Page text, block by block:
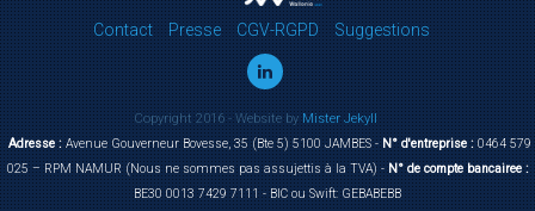
Contact Presse CGV-RGPD Suggestions
Copyright 2016 - Website byMister Jekyll
Adresse :Avenue Gouverneur Bovesse, 35 (Bte 5) 5100 JAMBES -N° d'entreprise :0464 579
025 – RPM NAMUR (Nous ne sommes pas assujettis à la TVA) -N° de compte bancairee :
BE30 0013 7429 7111 - BIC ou Swift: GEBABEBB